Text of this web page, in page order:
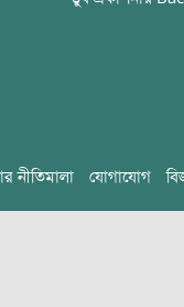
নীতিমালা যোগাযোগ